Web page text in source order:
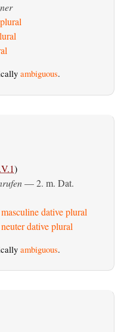
ambiguous.
)
— 2. m. Dat.
dative plural
dative plural
ambiguous.